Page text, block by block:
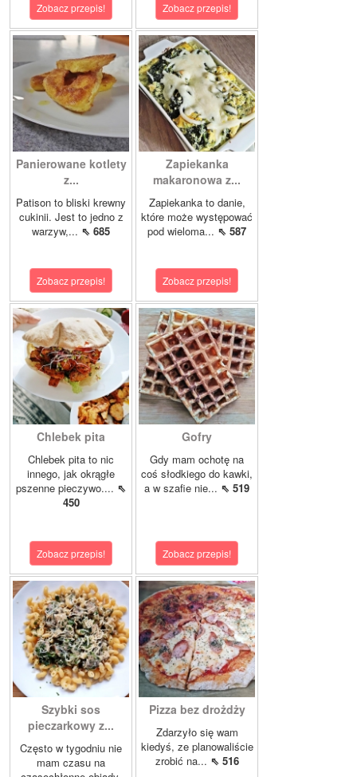
Zobacz przepis! Zobacz przepis!
Panierowane kotlety
z...
Patison to bliski krewny
cukinii. Jest to jedno z
warzyw,... ⇖ 685
Zobacz przepis!
Zapiekanka
makaronowa z...
Zapiekanka to danie,
które może występować
pod wieloma... ⇖ 587
Zobacz przepis!
Chlebek pita
Chlebek pita to nic
innego, jak okrągłe
pszenne pieczywo.... ⇖
450
Zobacz przepis!
Gofry
Gdy mam ochotę na
coś słodkiego do kawki,
a w szafie nie... ⇖ 519
Zobacz przepis!
Szybki sos
pieczarkowy z...
Często w tygodniu nie
mam czasu na
Pizza bez drożdży
Zdarzyło się wam
kiedyś, ze planowaliście
zrobić na... ⇖ 516